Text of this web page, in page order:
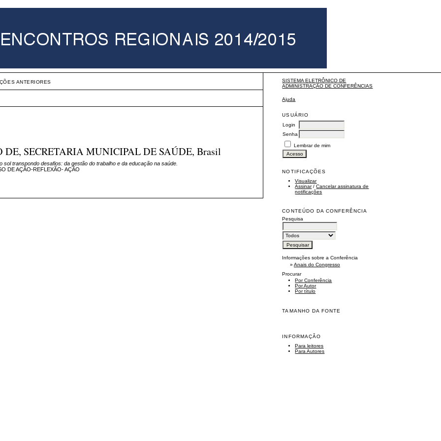
SISTEMA ELETRÔNICO DE
ADMINISTRAÇÃO DE CONFERÊNCIAS
Ajuda
USUÁRIO
Login
Senha
Lembrar de mim
NOTIFICAÇÕES
Visualizar
Assinar/Cancelar assinatura de
notificações
CONTEÚDO DA CONFERÊNCIA
Pesquisa
Informações sobre a Conferência
»Anais do Congresso
Procurar
Por Conferência
Por Autor
Por título
TAMANHO DA FONTE
INFORMAÇÃO
Para leitores
Para Autores
ANTERIORES
DE, SECRETARIA MUNICIPAL DE SAÚDE, Brasil
sol transpondo desafios: da gestão do trabalho e da educação na saúde.
DE AÇÃO-REFLEXÃO- AÇÃO